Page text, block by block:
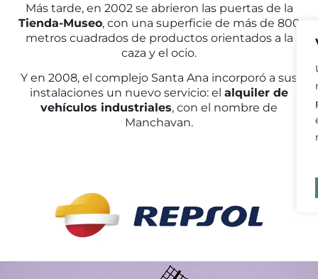
Más tarde, en 2002 se abrieron las puertas de la
Tienda-Museo, con una superficie de más de 800
metros cuadrados de productos orientados a la
caza y el ocio.
Y en 2008, el complejo Santa Ana incorporó a sus
instalaciones un nuevo servicio: el alquiler de
vehículos industriales, con el nombre de
Manchavan.